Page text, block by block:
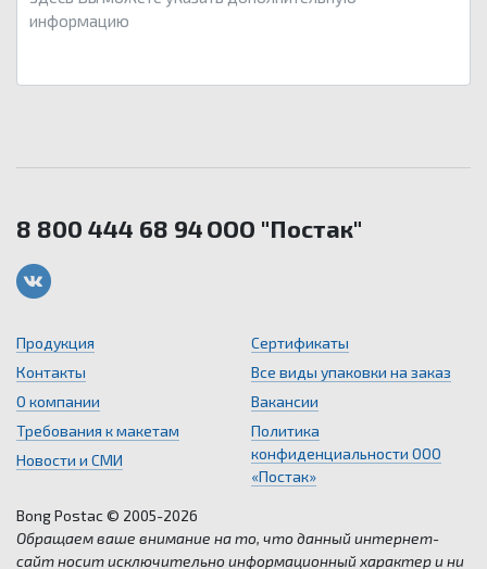
8 800 444 68 94ООО "Постак"
Продукция
Контакты
О компании
Требования к макетам
Новости и СМИ
Сертификаты
Все виды упаковки на заказ
Вакансии
Политика
конфиденциальности ООО
«Постак»
Bong Postac © 2005-2026
Обращаем ваше внимание на то, что данный интернет-
сайт носит исключительно информационный характер и ни